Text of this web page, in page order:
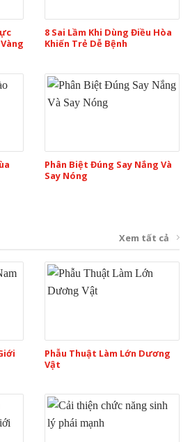
8 Sai Lầm Khi Dùng Điều Hòa
Khiến Trẻ Dễ Bệnh
Phân Biệt Đúng Say Nắng Và
Say Nóng
Xem tất cả
Phẫu Thuật Làm Lớn Dương
Vật